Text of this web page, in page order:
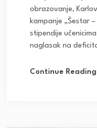
obrazovanje,
kampanje „Šestar
stipendije
naglasak na
Continue Reading